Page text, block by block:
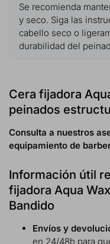
Se recomienda
y seco. Siga las
cabello seco o
durabilidad del
Cera fijadora
peinados
Consulta a nuestros
equipamiento de
Información útil
fijadora Aqua
Bandido
Envíos y
en 24/48h para